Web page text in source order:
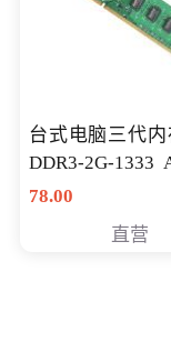
台式电脑三代内
DDR3-2G-1333 ASint昱
联品牌
78.00
直营